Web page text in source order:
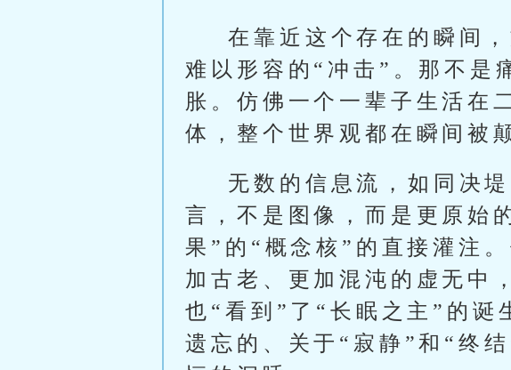
在靠近这个存在的瞬间
难以形容的“冲击”。那不
胀。仿佛一个一辈子生活在
体，整个世界观都在瞬间被
无数的信息流，如同决
言，不是图像，而是更原始
果”的“概念核”的直接灌注
加古老、更加混沌的虚无中
也“看到”了“长眠之主”的
遗忘的、关于“寂静”和“终